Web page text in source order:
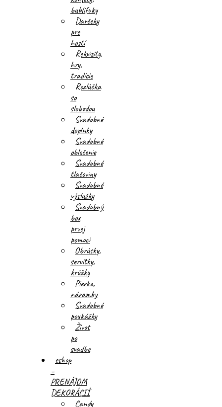
bublifuky
Darčeky
pre
hostí
Rekvizity,
hry,
tradície
Rozlúčka
so
slobodou
Svadobné
doplnky
Svadobné
oblečenie
Svadobné
tlačoviny
Svadobné
výslužky
Svadobný
box
prvej
pomoci
Obrúsky,
servítky,
krúžky
Pierka,
náramky
Svadobné
poukážky
Život
po
svadbe
eshop
–
PRENÁJOM
DEKORÁCIÍ
Candy